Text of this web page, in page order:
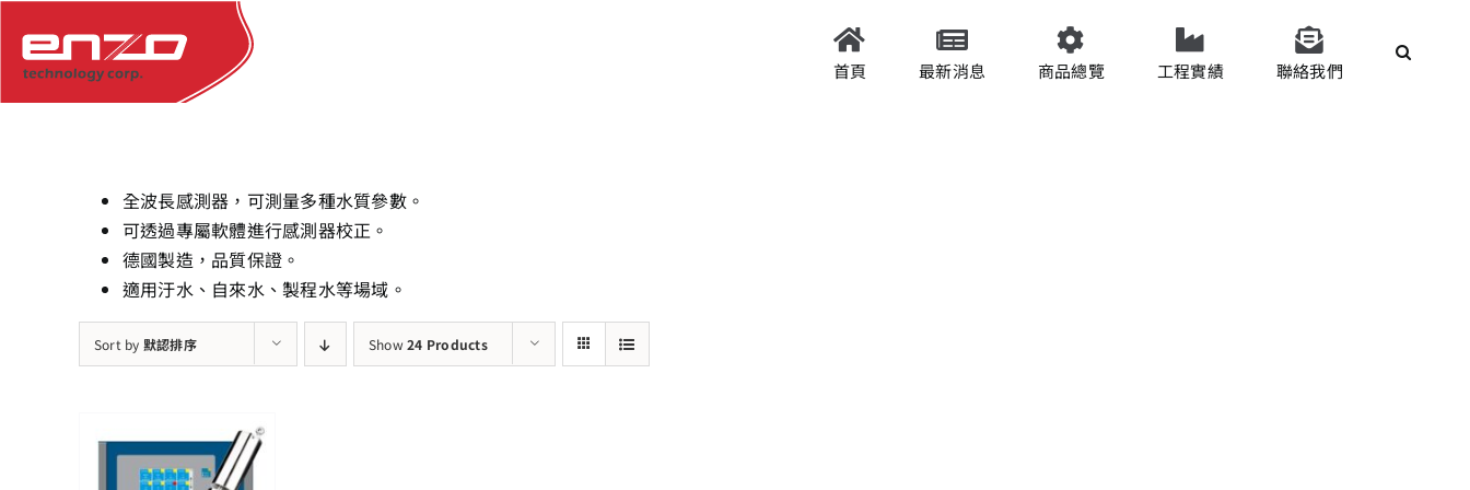
content
首頁 最新消息 商品總覽 工程實績 聯絡我們
全波長感測器，可測量多種水質參數。
可透過專屬軟體進行感測器校正。
德國製造，品質保證。
適用汙水、自來水、製程水等場域。
Sort by 默認排序 Show24 Products